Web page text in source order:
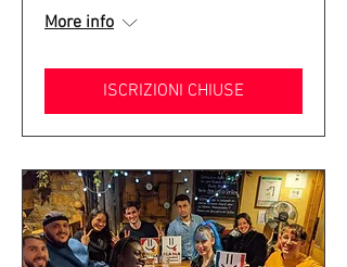
More info
ISCRIZIONI CHIUSE